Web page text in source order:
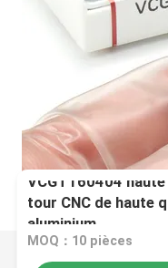
VCGT160404
tour CNC de haute
aluminium
MOQ：10 pièces